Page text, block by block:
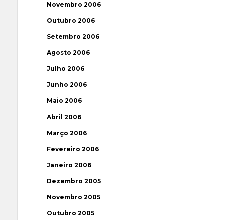
Novembro 2006
Outubro 2006
Setembro 2006
Agosto 2006
Julho 2006
Junho 2006
Maio 2006
Abril 2006
Março 2006
Fevereiro 2006
Janeiro 2006
Dezembro 2005
Novembro 2005
Outubro 2005